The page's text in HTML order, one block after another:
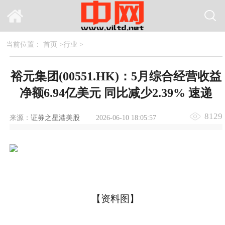
当前位置： 首页 >行业 >
裕元集团(00551.HK)：5月综合经营收益
净额6.94亿美元 同比减少2.39% 速递
来源： 证券之星港美股 2026-06-10 18:05:57 8129
【资料图】